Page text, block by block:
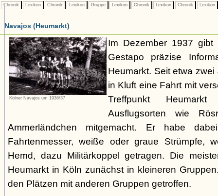
Chronik Lexikon Chronik Lexikon Gruppe Lexikon Chronik Lexikon Chronik Lexikon
Navajos (Heumarkt)
Kölner Navajos um 1936/37
Im Dezember 1937
Gestapo präzise
Heumarkt. Seit etwa
in Kluft eine Fahrt mit
Treffpunkt
Ausflugsorten wie
Ammerländchen mitgemacht. Er habe
Fahrtenmesser, weiße oder graue Strümpfe,
Hemd, dazu Militärkoppel getragen. Die
Heumarkt in Köln zunächst in kleineren
den Plätzen mit anderen Gruppen getroffen.